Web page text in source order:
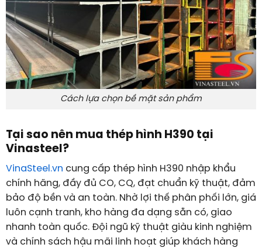
Cách lựa chọn bề mặt sản phẩm
Tại sao nên mua thép hình H390 tại
Vinasteel?
VinaSteel.vn cung cấp thép hình H390 nhập khẩu
chính hãng, đầy đủ CO, CQ, đạt chuẩn kỹ thuật, đảm
bảo độ bền và an toàn. Nhờ lợi thế phân phối lớn, giá
luôn cạnh tranh, kho hàng đa dạng sẵn có, giao
nhanh toàn quốc. Đội ngũ kỹ thuật giàu kinh nghiệm
và chính sách hậu mãi linh hoạt giúp khách hàng